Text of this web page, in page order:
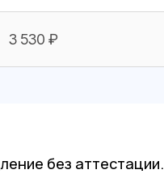
3 530 ₽
без аттестации.